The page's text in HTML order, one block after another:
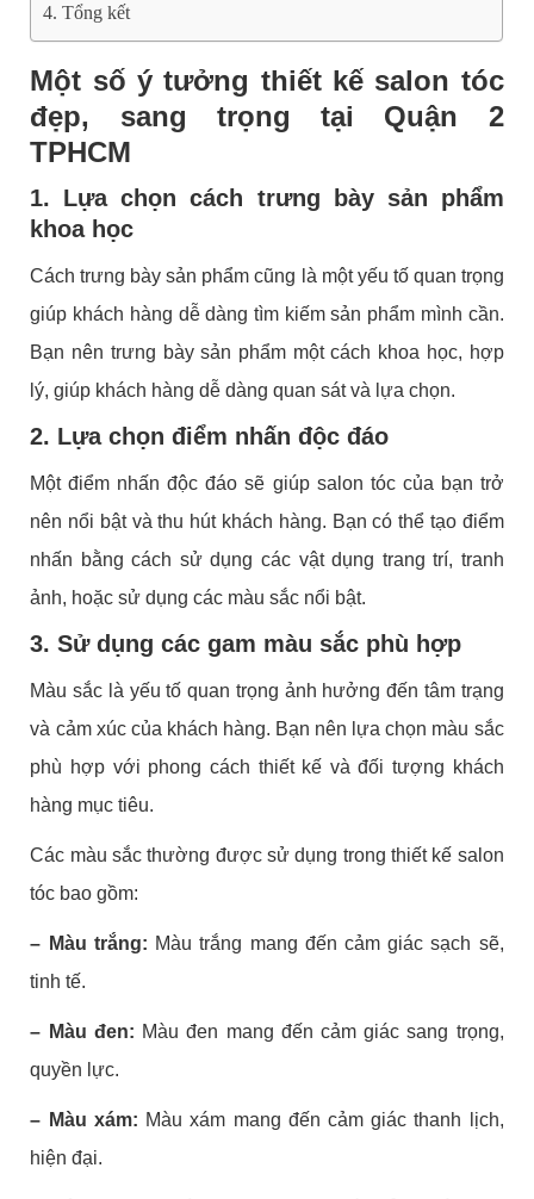
Tổng kết
Một số ý tưởng thiết kế salon tóc
đẹp, sang trọng tại Quận 2
TPHCM
1. Lựa chọn cách trưng bày sản phẩm
khoa học
Cách trưng bày sản phẩm cũng là một yếu tố quan trọng
giúp khách hàng dễ dàng tìm kiếm sản phẩm mình cần.
Bạn nên trưng bày sản phẩm một cách khoa học, hợp
lý, giúp khách hàng dễ dàng quan sát và lựa chọn.
2. Lựa chọn điểm nhấn độc đáo
Một điểm nhấn độc đáo sẽ giúp salon tóc của bạn trở
nên nổi bật và thu hút khách hàng. Bạn có thể tạo điểm
nhấn bằng cách sử dụng các vật dụng trang trí, tranh
ảnh, hoặc sử dụng các màu sắc nổi bật.
3. Sử dụng các gam màu sắc phù hợp
Màu sắc là yếu tố quan trọng ảnh hưởng đến tâm trạng
và cảm xúc của khách hàng. Bạn nên lựa chọn màu sắc
phù hợp với phong cách thiết kế và đối tượng khách
hàng mục tiêu.
Các màu sắc thường được sử dụng trong thiết kế salon
tóc bao gồm:
– Màu trắng: Màu trắng mang đến cảm giác sạch sẽ,
tinh tế.
– Màu đen: Màu đen mang đến cảm giác sang trọng,
quyền lực.
– Màu xám: Màu xám mang đến cảm giác thanh lịch,
hiện đại.